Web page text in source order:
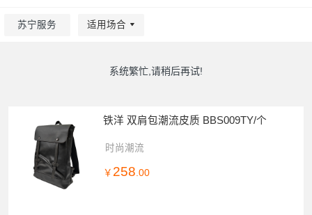
苏宁服务 适用场合
系统繁忙,请稍后再试!
铁洋 双肩包潮流皮质 BBS009TY/个
时尚潮流
￥ 258.00